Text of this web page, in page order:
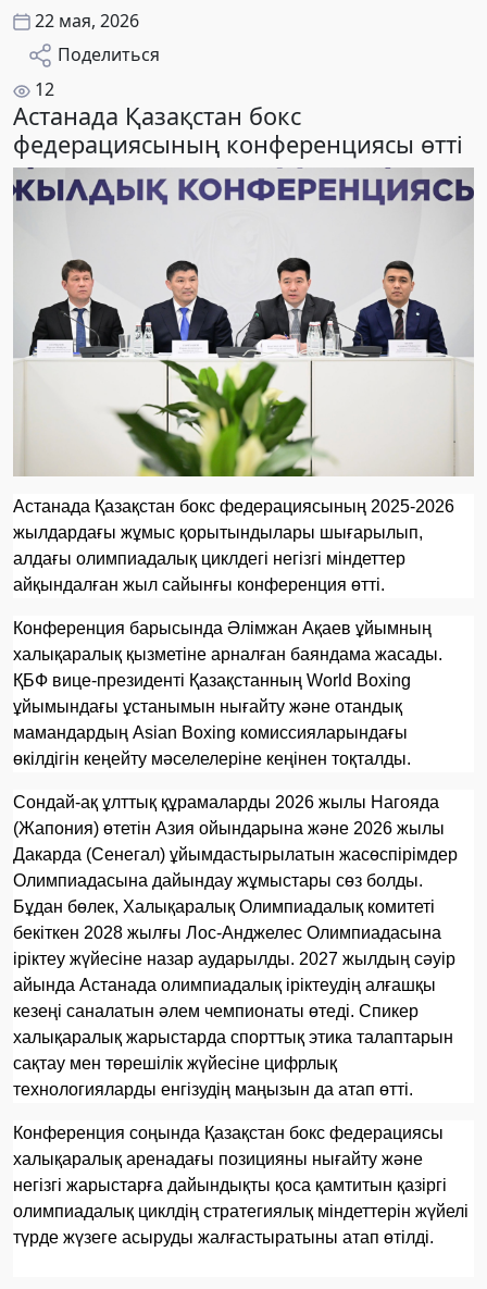
22 мая, 2026
Поделиться
12
Астанада Қазақстан бокс
федерациясының конференциясы өтті
Астанада Қазақстан бокс федерациясының 2025-2026
жылдардағы жұмыс қорытындылары шығарылып,
алдағы олимпиадалық циклдегі негізгі міндеттер
айқындалған жыл сайынғы конференция өтті.
Конференция барысында Әлімжан Ақаев ұйымның
халықаралық қызметіне арналған баяндама жасады.
ҚБФ вице-президенті Қазақстанның World Boxing
ұйымындағы ұстанымын нығайту және отандық
мамандардың Asian Boxing комиссияларындағы
өкілдігін кеңейту мәселелеріне кеңінен тоқталды.
Сондай-ақ ұлттық құрамаларды 2026 жылы Нагояда
(Жапония) өтетін Азия ойындарына және 2026 жылы
Дакарда (Сенегал) ұйымдастырылатын жасөспірімдер
Олимпиадасына дайындау жұмыстары сөз болды.
Бұдан бөлек, Халықаралық Олимпиадалық комитеті
бекіткен 2028 жылғы Лос-Анджелес Олимпиадасына
іріктеу жүйесіне назар аударылды. 2027 жылдың сәуір
айында Астанада олимпиадалық іріктеудің алғашқы
кезеңі саналатын әлем чемпионаты өтеді. Спикер
халықаралық жарыстарда спорттық этика талаптарын
сақтау мен төрешілік жүйесіне цифрлық
технологияларды енгізудің маңызын да атап өтті.
Конференция соңында Қазақстан бокс федерациясы
халықаралық аренадағы позицияны нығайту және
негізгі жарыстарға дайындықты қоса қамтитын қазіргі
олимпиадалық циклдің стратегиялық міндеттерін жүйелі
түрде жүзеге асыруды жалғастыратыны атап өтілді.